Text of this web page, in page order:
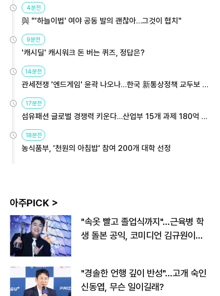
4분전
與 "'하늘이법' 여야 공동 발의 괜찮아…그것이 협치"
9분전
'캐시딜' 캐시워크 돈 버는 퀴즈, 정답은?
14분전
관세전쟁 '엔드게임' 윤곽 나오나…한국 新통상정책 교두보 활
17분전
섬유패션 글로벌 경쟁력 키운다…산업부 15개 과제 180억 지
18분전
농식품부, '천원의 아침밥' 참여 200개 대학 선정
아주PICK >
"속옷 빨고 졸업식까지"…근육병 학
생 돌본 공익, 코미디언 김규원이었
"경솔한 언행 깊이 반성"…고개 숙인
신동엽, 무슨 일이길래?